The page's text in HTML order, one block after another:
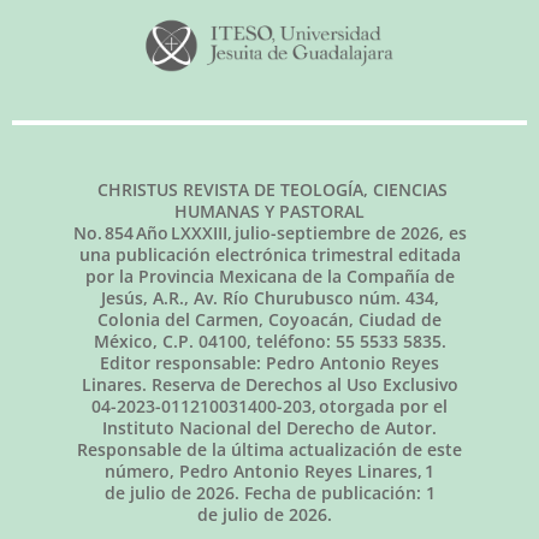
CHRISTUS REVISTA DE TEOLOGÍA, CIENCIAS
HUMANAS Y PASTORAL
No.854Año LXXXIII, julio-septiembre de 2026, es
una publicación electrónica trimestral editada
por la Provincia Mexicana de la Compañía de
Jesús, A.R., Av. Río Churubusco núm. 434,
Colonia del Carmen, Coyoacán, Ciudad de
México, C.P. 04100, teléfono: 55 5533 5835.
Editor responsable: Pedro Antonio Reyes
Linares. Reserva de Derechos al Uso Exclusivo
04-2023-011210031400-203, otorgada por el
Instituto Nacional del Derecho de Autor.
Responsable de la última actualización de este
número, Pedro Antonio Reyes Linares, 1
de julio de 2026. Fecha de publicación: 1
de julio de 2026.